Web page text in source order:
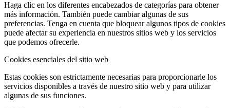
Haga clic en los diferentes encabezados de categorías para obtener
más información. También puede cambiar algunas de sus
preferencias. Tenga en cuenta que bloquear algunos tipos de cookies
puede afectar su experiencia en nuestros sitios web y los servicios
que podemos ofrecerle.
Cookies esenciales del sitio web
Estas cookies son estrictamente necesarias para proporcionarle los
servicios disponibles a través de nuestro sitio web y para utilizar
algunas de sus funciones.